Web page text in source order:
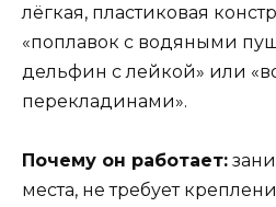
лёгкая, пластиковая
«поплавок с водяными
дельфин с лейкой» или
перекладинами».
Почему он работает:
места, не требует